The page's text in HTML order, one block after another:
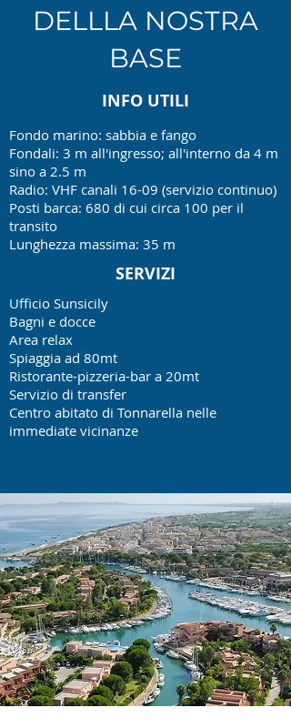
DELLLA NOSTRA
BASE
INFO UTILI
Fondo marino: sabbia e fango
Fondali: 3 m all'ingresso; all'interno da 4 m
sino a 2.5 m
Radio: VHF canali 16-09 (servizio continuo)
Posti barca: 680 di cui circa 100 per il
transito
Lunghezza massima: 35 m
SERVIZI
Ufficio Sunsicily
Bagni e docce
Area relax
Spiaggia ad 80mt
Ristorante-pizzeria-bar a 20mt
Servizio di transfer
Centro abitato di Tonnarella nelle
immediate vicinanze